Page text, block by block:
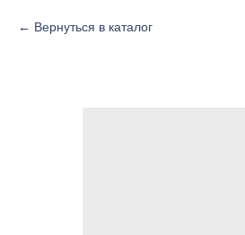
Вернуться в каталог